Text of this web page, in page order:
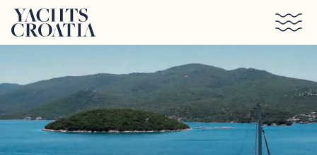
Saltar al contenido principal